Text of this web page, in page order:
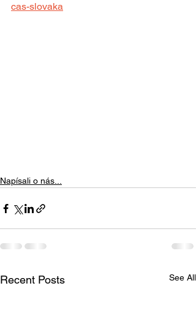
cas-slovaka
Napísali o nás...
Recent Posts See All